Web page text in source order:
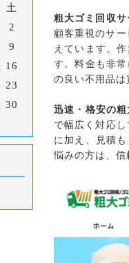
粗大ゴミ回収
顧客重視のサ
えています。
す。料金も非
の良い不用品は
迅速・格安の
で幅広く対応
に加え、見積
悩みの方は、信
土
2
9
16
23
30